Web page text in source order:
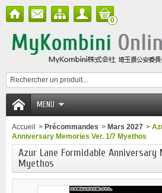
0
MENU
Accueil > Précommandes > Mars 2027 >
Anniversary Memories Ver. 1/7 Myethos
Azur Lane Formidable Anniversary
Myethos